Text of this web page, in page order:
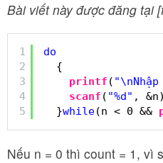
Bài viết này được đăng tại
1
2
3
4
5
do
{
printf (
scanf ( "%d" ,
}while(n < 0 &&
Nếu n = 0 thì count = 1, vì